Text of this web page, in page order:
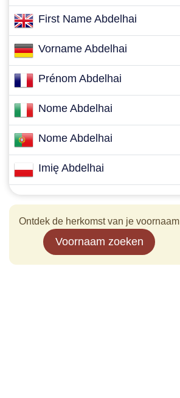
First Name Abdelhai
Vorname Abdelhai
Prénom Abdelhai
Nome Abdelhai
Nome Abdelhai
Imię Abdelhai
Ontdek de herkomst van je voornaam
Voornaam zoeken